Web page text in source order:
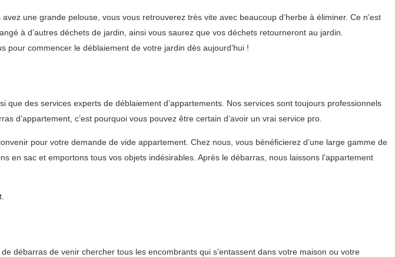
une grande pelouse, vous vous retrouverez très vite avec beaucoup d’herbe à éliminer. Ce n’est
à d’autres déchets de jardin, ainsi vous saurez que vos déchets retourneront au jardin.
pour commencer le déblaiement de votre jardin dès aujourd’hui !
des services experts de déblaiement d’appartements. Nos services sont toujours professionnels
d’appartement, c’est pourquoi vous pouvez être certain d’avoir un vrai service pro.
pour votre demande de vide appartement. Chez nous, vous bénéficierez d’une large gamme de
sac et emportons tous vos objets indésirables. Après le débarras, nous laissons l’appartement
débarras de venir chercher tous les encombrants qui s’entassent dans votre maison ou votre